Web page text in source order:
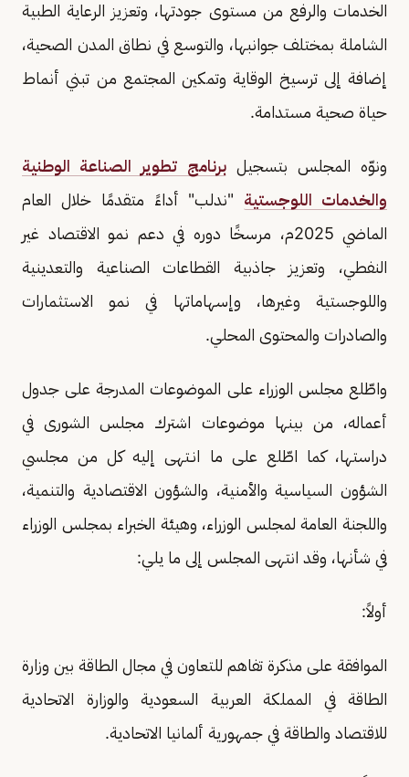
الخدمات والرفع من مستوى جودتها، وتعزيز الرعاية الطبية
الشاملة بمختلف جوانبها، والتوسع في نطاق المدن الصحية،
إضافة إلى ترسيخ الوقاية وتمكين المجتمع من تبني أنماط
حياة صحية مستدامة.
ونوّه المجلس بتسجيلبرنامج تطوير الصناعة الوطنية
والخدمات اللوجستية "ندلب" أداءً متقدمًا خلال العام
الماضي 2025م، مرسخًا دوره في دعم نمو الاقتصاد غير
النفطي، وتعزيز جاذبية القطاعات الصناعية والتعدينية
واللوجستية وغيرها، وإسهاماتها في نمو الاستثمارات
والصادرات والمحتوى المحلي.
واطّلع مجلس الوزراء على الموضوعات المدرجة على جدول
أعماله، من بينها موضوعات اشترك مجلس الشورى في
دراستها، كما اطّلع على ما انـتهى إليه كل من مجلسي
الشؤون السياسية والأمنية، والشؤون الاقتصادية والتنمية،
واللجنة العامة لمجلس الوزراء، وهيئة الخبراء بمجلس الوزراء
في شأنها، وقد انتهى المجلس إلى ما يلي:
أولاً:
الموافقة على مذكرة تفاهم للتعاون في مجال الطاقة بين وزارة
الطاقة في المملكة العربية السعودية والوزارة الاتحادية
للاقتصاد والطاقة في جمهورية ألمانيا الاتحادية.